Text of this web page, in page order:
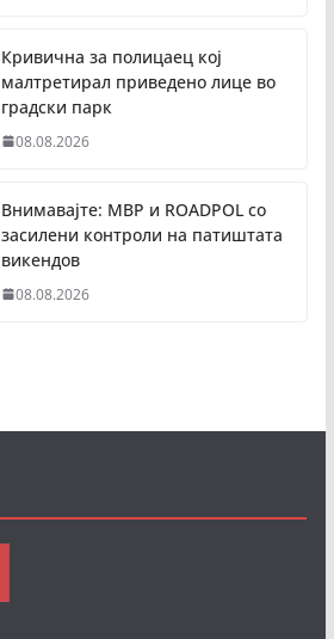
Кривична за полицаец кој
малтретирал приведено лице во
градски парк
08.08.2026
Внимавајте: МВР и ROADPOL со
засилени контроли на патиштата
викендов
08.08.2026